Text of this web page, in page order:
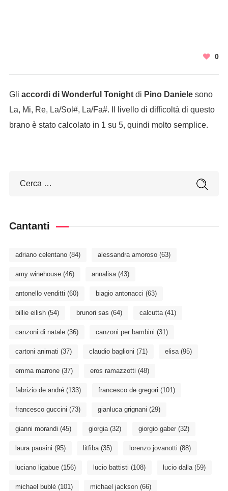
0
Gli accordi di Wonderful Tonightdi Pino Danielesono
La, Mi, Re, La/Sol#, La/Fa#. Il livello di difficoltà di questo
brano è stato calcolato in 1 su 5, quindi molto semplice.
Cantanti
adriano celentano(84) alessandra amoroso(63)
amy winehouse(46) annalisa(43)
antonello venditti (60) biagio antonacci (63)
billie eilish(54) brunori sas (64) calcutta(41)
canzoni di natale(36) canzoni per bambini (31)
cartoni animati (37) claudio baglioni (71) elisa(95)
emma marrone(37) eros ramazzotti (48)
fabrizio de andré(133) francesco de gregori (101)
francesco guccini (73) gianluca grignani (29)
gianni morandi (45) giorgia(32) giorgio gaber(32)
laura pausini (95) litfiba(35) lorenzo jovanotti (88)
luciano ligabue(156) lucio battisti (108) lucio dalla(59)
michael bublé(101) michael jackson(66)